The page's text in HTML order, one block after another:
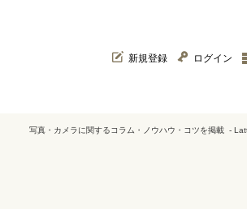
新規登録 ログイン
写真・カメラに関するコラム・ノウハウ・コツを掲載 -